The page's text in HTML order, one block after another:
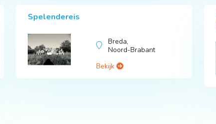
Spelendereis
Breda,
Noord-Brabant
Bekijk